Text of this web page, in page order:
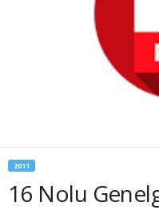
2011
16 Nolu